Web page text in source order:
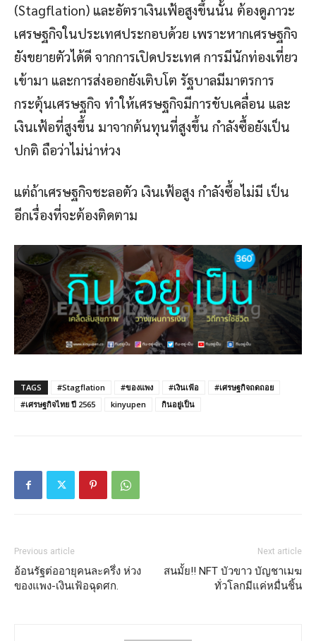
(Stagflation) และอัตราเงินเฟ้อสูงขึ้นนั้น ต้องดูภาวะ
เศรษฐกิจในประเทศประกอบด้วย เพราะหากเศรษฐกิจ
ยังขยายตัวได้ดี จากการเปิดประเทศ การมีนักท่องเที่ยว
เข้ามา และการส่งออกยังเติบโต รัฐบาลมีมาตรการ
กระตุ้นเศรษฐกิจ ทำให้เศรษฐกิจมีการขับเคลื่อน และ
เงินเฟ้อที่สูงขึ้น มาจากต้นทุนที่สูงขึ้น กำลังซื้อยังเป็น
ปกติ ถือว่าไม่น่าห่วง
แต่ถ้าเศรษฐกิจชะลอตัว เงินเฟ้อสูง กำลังซื้อไม่มี เป็น
อีกเรื่องที่จะต้องติดตาม
TAGS #Stagflation #ของแพง #เงินเฟ้อ
#เศรษฐกิจถดถอย
#เศรษฐกิจไทย ปี 2565
kinyupen กินอยู่เป็น
Previous article
อ้อนรัฐต่ออายุคนละครึ่ง ห่วง
ของแพง-เงินเฟ้อฉุดศก.
Next article
สนมั้ย!! NFT บัวขาว บัญชาเมฆ
ทั่วโลกมีแค่หมื่นชิ้น